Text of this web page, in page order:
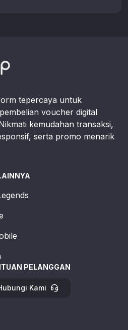
tepercaya untuk
voucher digital
kemudahan transaksi,
serta promo menarik
PELANGGAN
Kami